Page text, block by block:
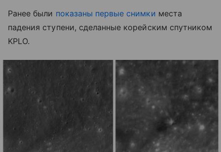
Ранее были показаны первые снимки места
падения ступени, сделанные корейским спутником
KPLO.